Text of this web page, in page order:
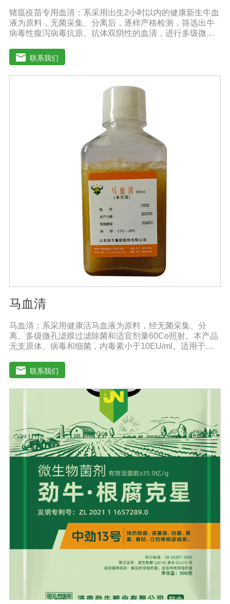
猪瘟疫苗专用血清：系采用出生2小时以内的健康新生牛血
液为原料，无菌采集、分离后，逐样严格检测，筛选出牛
病毒性腹泻病毒抗原、抗体双阴性的血清，进行多级微孔
毒和细菌， γ球蛋白含量低，血红蛋白含量低，内毒素小于
5EU/ml，具有良好的促进细胞增殖作用。适用于多种细胞
株的培养、扩增及单克隆抗体的制备和疫苗（尤其是猪瘟
疫苗）的研制及生产。质量标准：符合《中华人民共和国
药典》2020版、《中华人民共和国兽药典》2020版质量标
准。规格：500ml/瓶保存：-15℃―-20℃有效期：5年注
意事项：解冻：采用逐步解冻法（ -20℃→2-8℃→ 室
温），可减少沉淀的产生使血清质量不会受到影响。
联系我们
马血清
马血清：系采用健康活马血液为原料，经无菌采集、分
离、多级微孔滤膜过滤除菌和适宜剂量60Co照射。本产品
无支原体、病毒和细菌，内毒素小于10EU/ml。适用于多
典》2020版质量标准。规格：500ml/瓶保
存：-15℃―-20℃有效期：5年注意事项：解冻：采用逐
步解冻法（ -20℃→2-8℃→ 室温），可减少沉淀的产生使
血清质量不会受到影响。
联系我们